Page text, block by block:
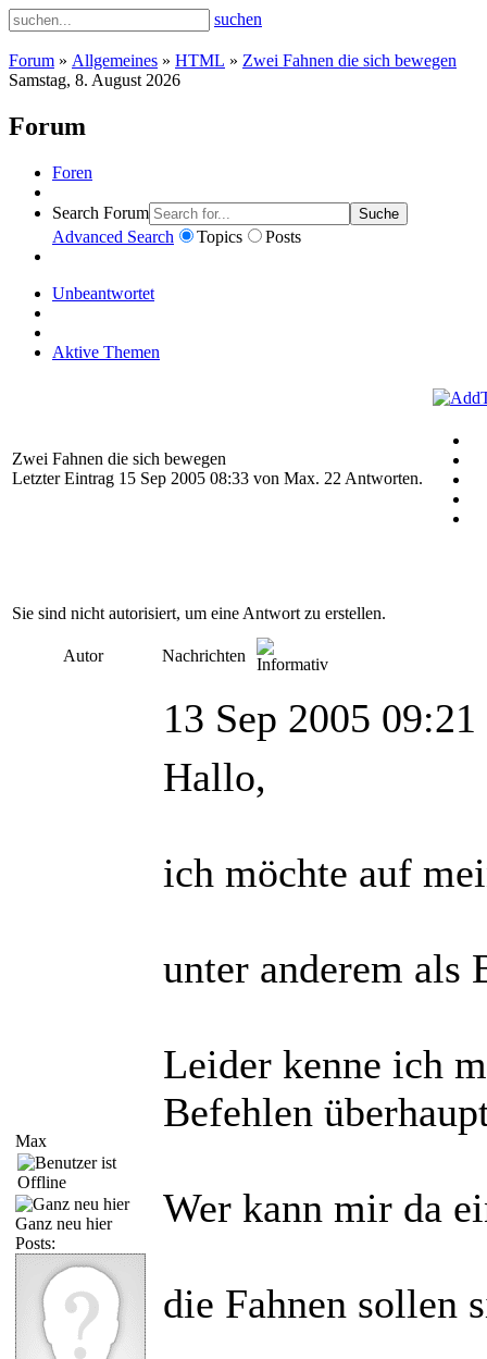
suchen
Forum » Allgemeines » HTML » Zwei Fahnen die sich bewegen
Samstag, 8. August 2026
Forum
Foren
Search Forum Suche
Advanced Search Topics Posts
Unbeantwortet
Aktive Themen
Zwei Fahnen die sich bewegen
Letzter Eintrag 15 Sep 2005 08:33 von Max. 22 Antworten.
Sie sind nicht autorisiert, um eine Antwort zu erstellen.
Autor Nachrichten
Max
Ganz neu hier
Posts:
13 Sep 2005 09:21
Hallo,
ich möchte auf
unter anderem als
Leider kenne ich
Befehlen
Wer kann mir da
die Fahnen sollen